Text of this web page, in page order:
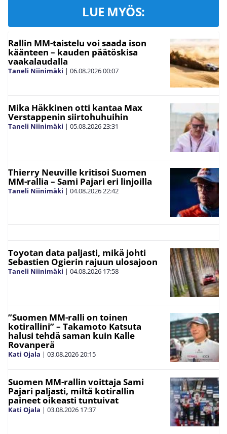
LUE MYÖS:
Rallin MM-taistelu voi saada ison
käänteen – kauden päätöskisa
vaakalaudalla
Taneli Niinimäki | 06.08.202600:07
Mika Häkkinen otti kantaa Max
Verstappenin siirtohuhuihin
Taneli Niinimäki | 05.08.202623:31
Thierry Neuville kritisoi Suomen
MM-rallia – Sami Pajari eri linjoilla
Taneli Niinimäki | 04.08.202622:42
Toyotan data paljasti, mikä johti
Sebastien Ogierin rajuun ulosajoon
Taneli Niinimäki | 04.08.2026 17:58
”Suomen MM-ralli on toinen
kotirallini” – Takamoto Katsuta
halusi tehdä saman kuin Kalle
Rovanperä
Kati Ojala | 03.08.202620:15
Suomen MM-rallin voittaja Sami
Pajari paljasti, miltä kotirallin
paineet oikeasti tuntuivat
Kati Ojala | 03.08.2026 17:37